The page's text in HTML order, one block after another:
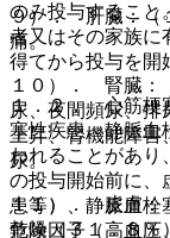
のみ投与すること
者又はその家族に
得てから投与を開
１．２． 心筋梗
塞性疾患、静脈血
われることがあり
の投与開始前に、
患等）、静脈血栓
危険因子（高血圧
９）． 肝臓：（
痛。
１０）． 腎臓：
尿、夜間頻尿、排
上昇、腎機能障害
尿。
１１）． 皮膚：
乾燥（３１．８％